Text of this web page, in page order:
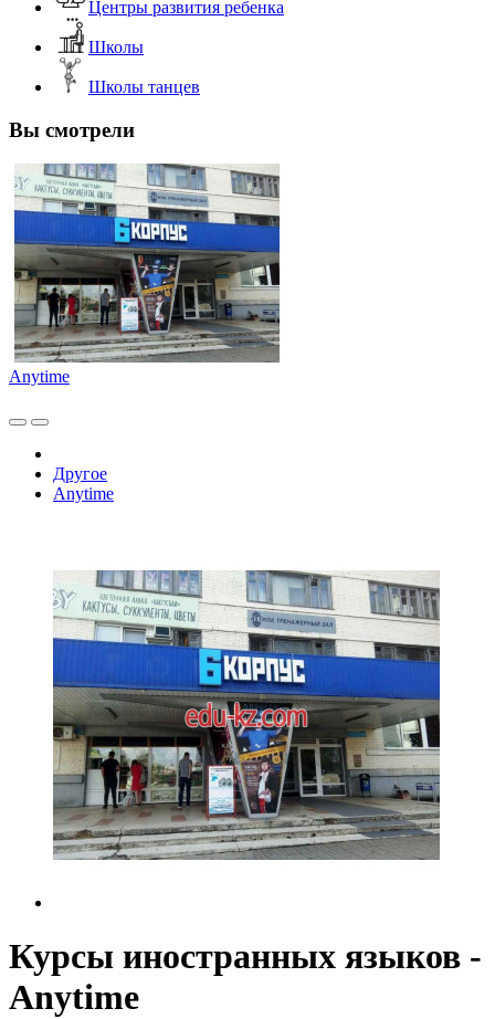
Центры развития ребенка
Школы
Школы танцев
Вы смотрели
Anytime
Другое
Anytime
Курсы иностранных языков -
Anytime